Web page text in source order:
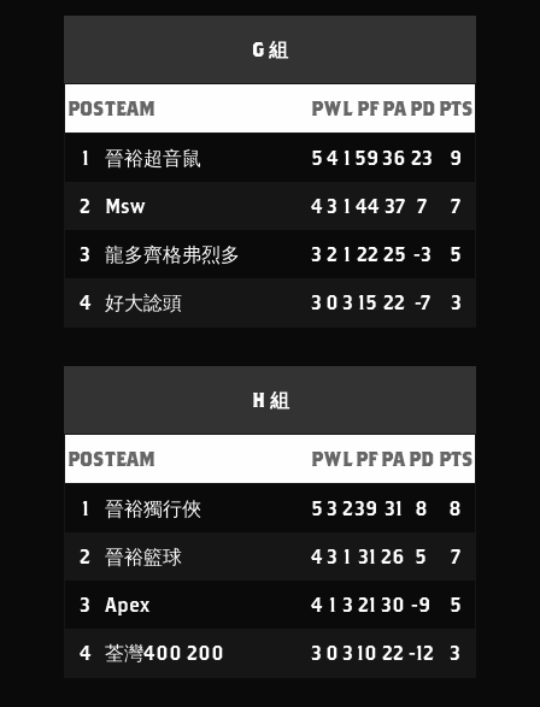
G 組
POSTEAM PWL PF PA PD PTS
1 晉裕超音鼠 5 4 1 59 36 23 9
2 Msw 43 1 44 37 7 7
3 龍多齊格弗烈多 3 2 1 22 25 -3 5
4 好大諗頭 3 0 3 15 22 -7 3
H 組
POSTEAM PWL PF PA PD PTS
1 晉裕獨行俠 5 3 239 31 8 8
2 晉裕籃球 43 1 31 26 5 7
3 Apex 4 1 3 21 30 -9 5
4 荃灣400 200 3 0 3 10 22 -12 3